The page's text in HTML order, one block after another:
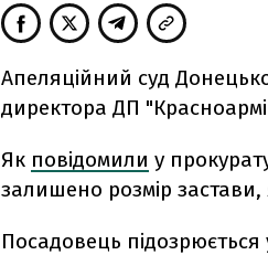
Апеляційний суд
директора ДП
Як повідомили у
залишено розмір
Посадовець